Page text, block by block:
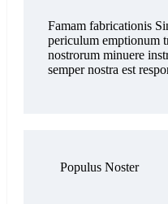
Famam fabricationis
periculum emptionum
nostrorum minuere
semper nostra est
Populus Noster